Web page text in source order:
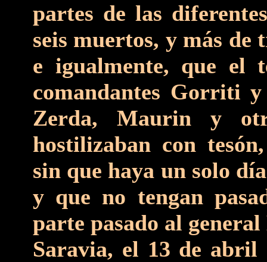
partes de las
seis muertos, y más de
e igualmente, que el
comandantes Gorriti
Zerda, Maurin y
hostilizaban con
sin que haya un solo
y que no tengan
parte pasado al
Saravia, el 13 de